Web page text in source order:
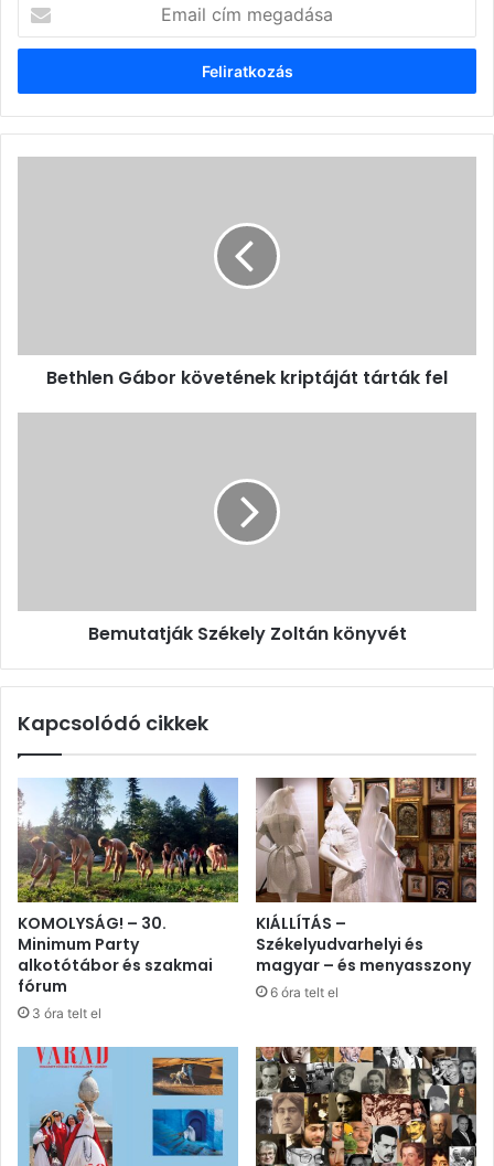
cím
megadása
Bethlen Gábor követének kriptáját tárták fel
Bemutatják Székely Zoltán könyvét
Kapcsolódó cikkek
KOMOLYSÁG! – 30.
Minimum Party
alkotótábor és szakmai
fórum
3 óra telt el
KIÁLLÍTÁS –
Székelyudvarhelyi és
magyar – és menyasszony
6 óra telt el